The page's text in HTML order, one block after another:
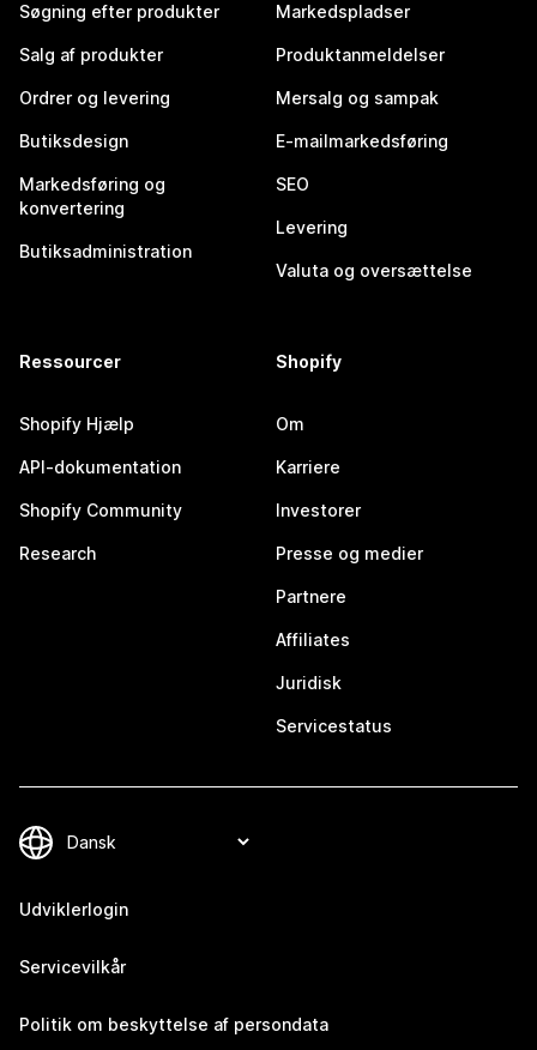
Søgning efter produkter
Salg af produkter
Ordrer og levering
Butiksdesign
Markedsføring og
konvertering
Butiksadministration
Markedspladser
Produktanmeldelser
Mersalg og sampak
E-mailmarkedsføring
SEO
Levering
Valuta og oversættelse
Ressourcer
Shopify Hjælp
API-dokumentation
Shopify Community
Research
Shopify
Om
Karriere
Investorer
Presse og medier
Partnere
Affiliates
Juridisk
Servicestatus
Udviklerlogin
Servicevilkår
Politik om beskyttelse af persondata